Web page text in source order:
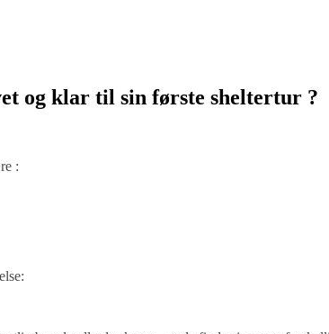
og klar til sin første sheltertur ?
: